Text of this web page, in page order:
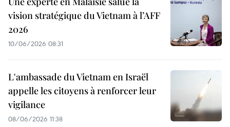
vision stratégique du Vietnam à l’AFF
2026
10/06/2026 08:31
L'ambassade du Vietnam en Israël
appelle les citoyens à renforcer leur
vigilance
08/06/2026 11:38